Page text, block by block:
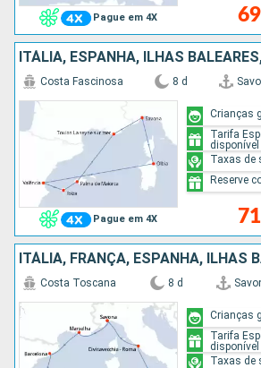
Pague em 4X
Pague em 4X
Costa Fascinosa 8 d
Crianças
Tarifa
disponível
Taxas de
Reserve
Costa Toscana 8 d
Crianças
Tarifa
disponível
Taxas de